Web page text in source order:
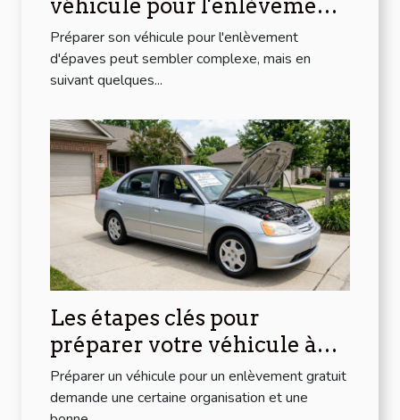
véhicule pour l'enlèvement
d'épaves ?
Préparer son véhicule pour l'enlèvement
d'épaves peut sembler complexe, mais en
suivant quelques...
Les étapes clés pour
préparer votre véhicule à
l'enlèvement gratuit
Préparer un véhicule pour un enlèvement gratuit
demande une certaine organisation et une